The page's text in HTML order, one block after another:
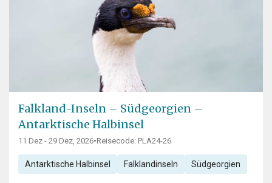
Falkland-Inseln – Südgeorgien –
Antarktische Halbinsel
11 Dez - 29 Dez, 2026•Reisecode: PLA24-26
Antarktische Halbinsel Falklandinseln Südgeorgien